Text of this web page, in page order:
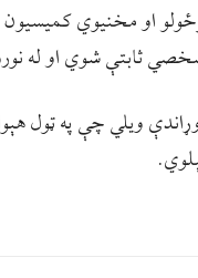
او مخنیوي
ثابتې شوي او له
ویلي چې په ټول